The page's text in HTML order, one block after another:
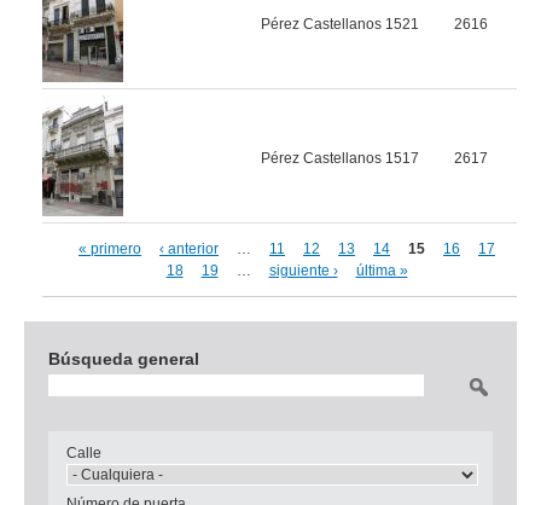
Pérez Castellanos 1521 2616
Pérez Castellanos 1517 2617
Páginas
« primero ‹ anterior … 11 12 13 14 15 16
17
18
19 … siguiente › última »
Búsqueda general
Calle